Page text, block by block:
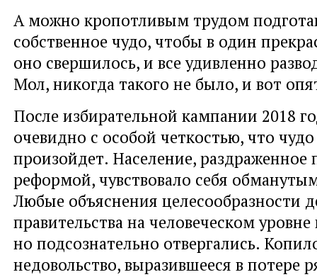
А можно кропотливым трудом
собственное чудо, чтобы в один
оно свершилось, и все удивленно
Мол, никогда такого не было, и вот
После избирательной кампании 2018
очевидно с особой четкостью, что
произойдет. Население, раздраженное
реформой, чувствовало себя
Любые объяснения целесообразности
правительства на человеческом
но подсознательно отвергались.
недовольство, выразившееся в потере